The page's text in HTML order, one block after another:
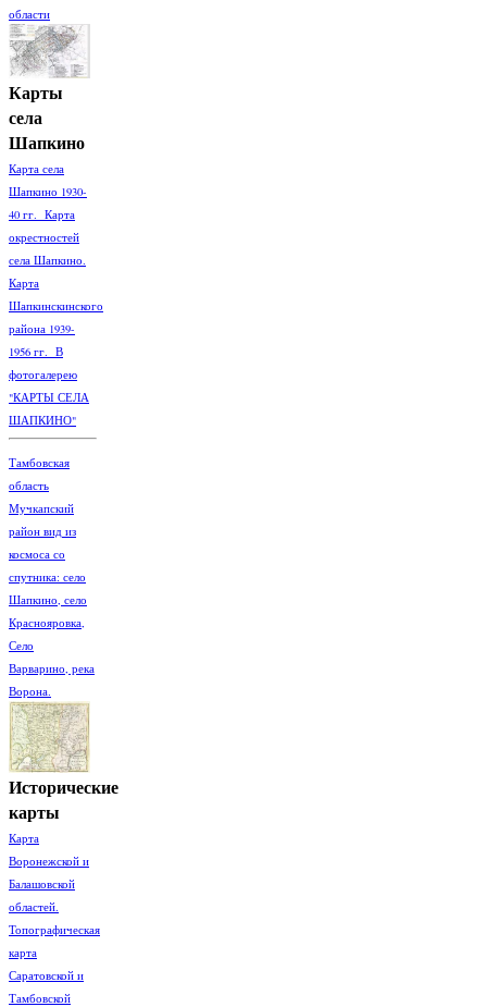
области
Карты
села
Шапкино
Карта села
Шапкино 1930-
40 гг. Карта
окрестностей
села Шапкино.
Карта
Шапкинскинского
района 1939-
1956 гг. В
фотогалерею
"КАРТЫ СЕЛА
ШАПКИНО"
Тамбовская
область
Мучкапский
район вид из
космоса со
спутника: село
Шапкино, село
Краснояровка,
Село
Варварино, река
Ворона.
Исторические
карты
Карта
Воронежской и
Балашовской
областей.
Топографическая
карта
Саратовской и
Тамбовской